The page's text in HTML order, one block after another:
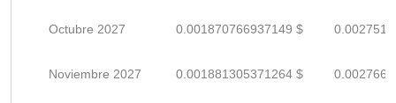
Octubre 2027 0.001870766937149 $
Noviembre 2027 0.001881305371264 $